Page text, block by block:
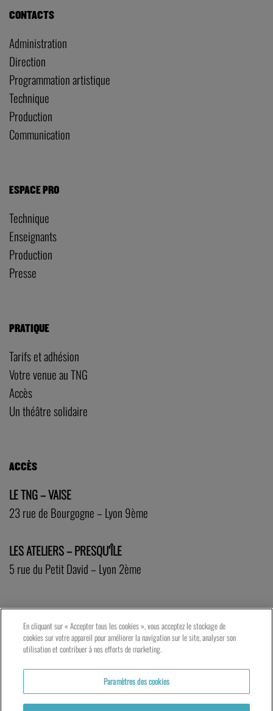
CONTACTS
Administration
Direction
Programmation artistique
Technique
Production
Communication
ESPACE PRO
Technique
Enseignants
Production
Presse
PRATIQUE
Tarifs et adhésion
Votre venue au TNG
Accès
Un théâtre solidaire
ACCÈS
LE TNG – VAISE
23 rue de Bourgogne – Lyon 9ème
LES ATELIERS – PRESQU’ÎLE
5 rue du Petit David – Lyon 2ème
En cliquant sur « Accepter tous les cookies », vous acceptez le stockage de
cookies sur votre appareil pour améliorer la navigation sur le site, analyser son
utilisation et contribuer à nos efforts de marketing.
Paramètres des cookies